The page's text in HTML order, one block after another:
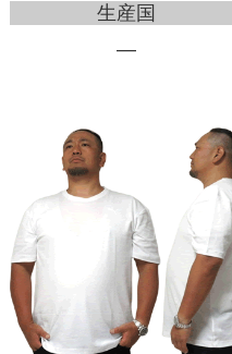
生産国
―